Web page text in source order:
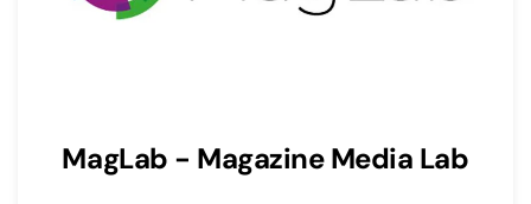
MagLab - Magazine Media Lab